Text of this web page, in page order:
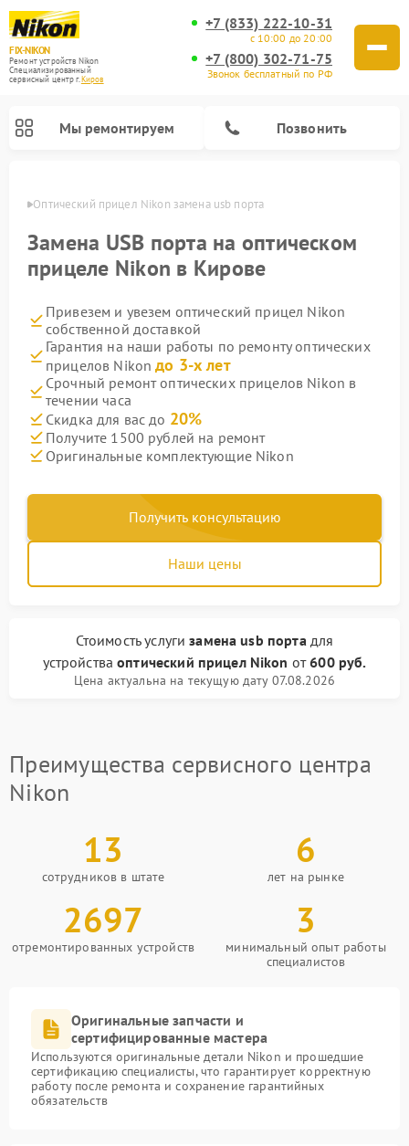
FIX-NIKON
Ремонт устройств Nikon
Специализированный
cервисный центр г.Киров
+7 (833) 222-10-31
с 10:00 до 20:00
+7 (800) 302-71-75
Звонок бесплатный по РФ
Мы ремонтируем Позвонить
Оптический прицел Nikon замена usb порта
Замена USB порта на оптическом
прицеле Nikon в Кирове
Привезем и увезем оптический прицел Nikon
собственной доставкой
Гарантия на наши работы по ремонту оптических
прицелов Nikonдо 3-х лет
Срочный ремонт оптических прицелов Nikon в
течении часа
Скидка для вас до 20%
Получите 1500 рублей на ремонт
Оригинальные комплектующие Nikon
Получить консультацию
Наши цены
Стоимость услугизамена usb портадля
устройстваоптический прицел Nikon от600 руб.
Цена актуальна на текущую дату 07.08.2026
Преимущества сервисного центра
Nikon
13
сотрудников в штате
6
лет на рынке
2697
отремонтированных устройств
3
минимальный опыт работы
специалистов
Оригинальные запчасти и
сертифицированные мастера
Используются оригинальные детали Nikon и прошедшие
сертификацию специалисты, что гарантирует корректную
работу после ремонта и сохранение гарантийных
обязательств